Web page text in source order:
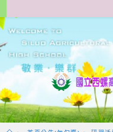
轉
至
要
容